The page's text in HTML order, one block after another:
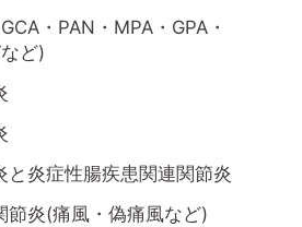
・PAN・MPA・GPA・
ど)
と炎症性腸疾患関連関節炎
節炎(痛風・偽痛風など)